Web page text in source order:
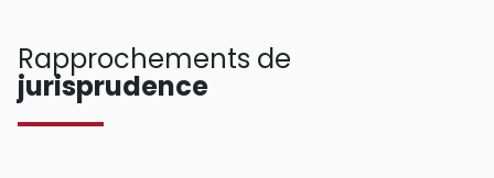
Rapprochements de
jurisprudence